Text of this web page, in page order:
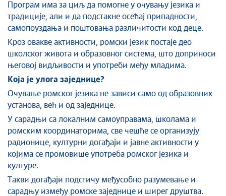
Програм има за циљ да помогне у очувању језика и
традиције, али и да подстакне осећај припадности,
самопоуздања и поштовања различитости код деце.
Кроз овакве активности, ромски језик постаје део
школског живота и образовног система, што доприноси
његовој видљивости и употреби међу младима.
Која је улога заједнице?
Очување ромског језика не зависи само од образовних
установа, већ и од заједнице.
У сарадњи са локалним самоуправама, школама и
ромским координаторима, све чешће се организују
радионице, културни догађаји и јавне активности у
којима се промовише употреба ромског језика и
културе.
Такви догађаји подстичу међусобно разумевање и
сарадњу између ромске заједнице и ширег друштва.